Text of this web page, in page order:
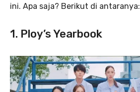
ini. Apa saja? Berikut di antaranya:
1. Ploy’s Yearbook